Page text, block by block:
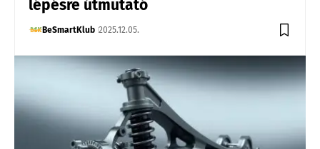
lépésre útmutató
BeSmartKlub 2025.12.05.